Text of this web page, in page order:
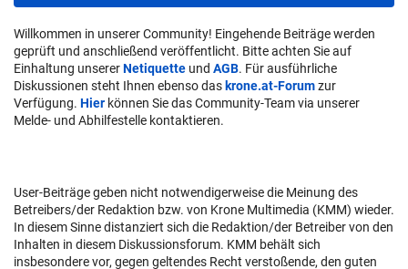
Willkommen in unserer Community! Eingehende Beiträge werden
geprüft und anschließend veröffentlicht. Bitte achten Sie auf
Einhaltung unsererNetiquette und AGB. Für ausführliche
Diskussionen steht Ihnen ebenso das krone.at-Forumzur
Verfügung. Hier können Sie das Community-Team via unserer
Melde- und Abhilfestelle kontaktieren.
User-Beiträge geben nicht notwendigerweise die Meinung des
Betreibers/der Redaktion bzw. von Krone Multimedia (KMM) wieder.
In diesem Sinne distanziert sich die Redaktion/der Betreiber von den
Inhalten in diesem Diskussionsforum. KMM behält sich
insbesondere vor, gegen geltendes Recht verstoßende, den guten